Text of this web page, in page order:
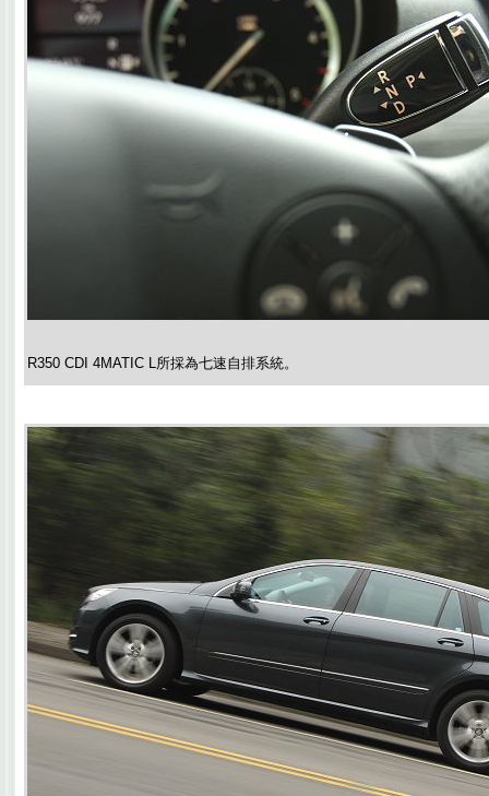
R350 CDI 4MATIC L所採為七速自排系統。